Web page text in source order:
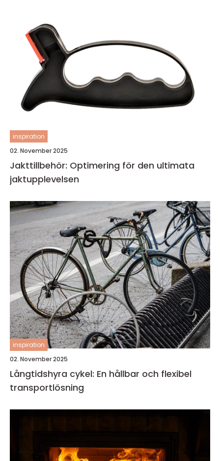
inspiration
02. November 2025
Jakttillbehör: Optimering för den ultimata
jaktupplevelsen
inspiration
02. November 2025
Långtidshyra cykel: En hållbar och flexibel
transportlösning